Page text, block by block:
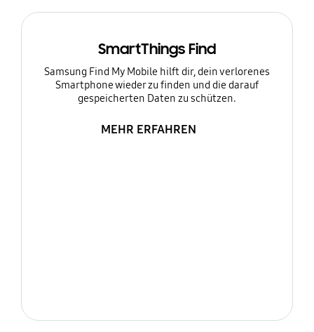
SmartThings Find
Samsung Find My Mobile hilft dir, dein verlorenes
Smartphone wieder zu finden und die darauf
gespeicherten Daten zu schützen.
MEHR ERFAHREN